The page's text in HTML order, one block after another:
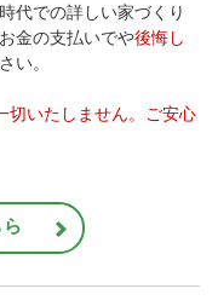
代での詳しい家づくり
金の支払いでや後悔し
い。
切いたしません。ご安心